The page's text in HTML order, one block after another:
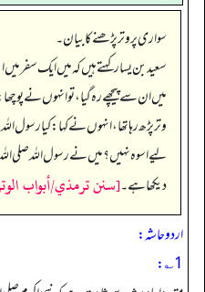
سواری پر وتر پڑھنے کا بیان۔
سعید بن یسار کہتے ہیں کہ میں ایک سفر
میں ان سے پیچھے رہ گیا، تو انہوں نے
وتر پڑھ رہا تھا، انہوں نے کہا: کیا رسول
لیے اسوہ نہیں؟ میں نے رسول اللہ صلی
دیکھا ہے۔[سنن ترمذي/أبواب
اردو حاشہ:
1؎: